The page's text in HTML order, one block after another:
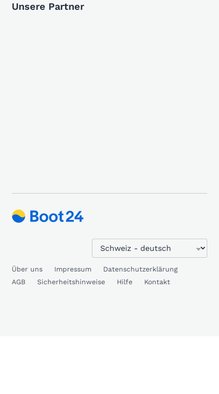
Unsere Partner
Über uns Impressum
Datenschutzerklärung
AGB
Sicherheitshinweise Hilfe Kontakt